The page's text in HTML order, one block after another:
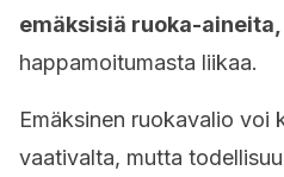
emäksisiä ruoka-aineita,
happamoitumasta liikaa.
Emäksinen ruokavalio voi
vaativalta, mutta